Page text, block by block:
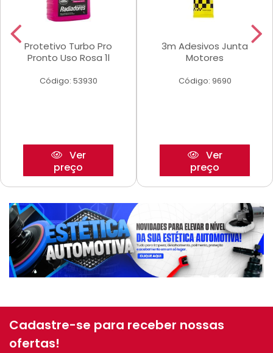
Protetivo Turbo Pro
Pronto Uso Rosa 1l
Código: 53930
Ver
preço
3m Adesivos Junta
Motores
Código: 9690
Ver
preço
Cadastre-se para receber nossas
ofertas!